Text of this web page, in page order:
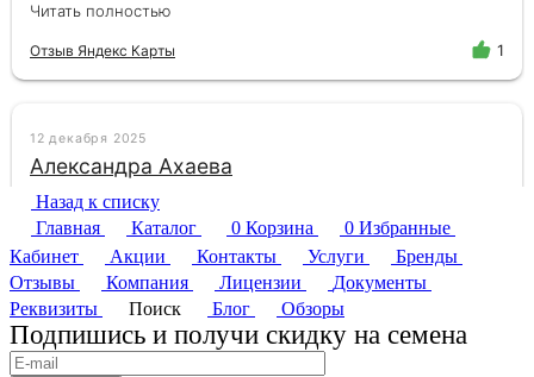
Назад к списку
Главная
Каталог 0 Корзина 0 Избранные
Кабинет
Акции Контакты Услуги
Бренды
Отзывы
Компания Лицензии
Документы
Реквизиты
Поиск Блог Обзоры
Подпишись и получи скидку на семена